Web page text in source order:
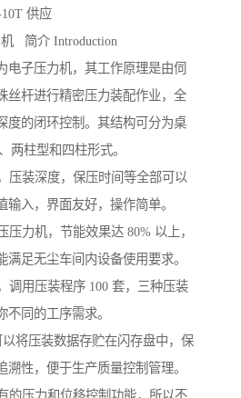
10T 供应
简介 Introduction
电子压力机，其工作原理是由伺
丝杆进行精密压力装配作业，全
度的闭环控制。其结构可分为桌
两柱型和四柱形式。
压装深度，保压时间等全部可以
入，界面友好，操作简单。
压力机，节能效果达 80% 以上，
满足无尘车间内设备使用要求。
调用压装程序 100 套，三种压装
同的工序需求。
将压装数据存贮在闪存盘中，保
溯性，便于生产质量控制管理。